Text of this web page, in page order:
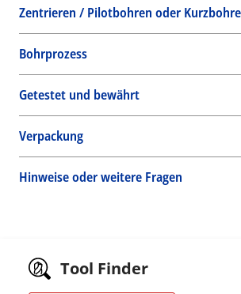
Zentrieren / Pilotbohren oder
Bohrprozess
Getestet und bewährt
Verpackung
Hinweise oder weitere Fragen
Tool Finder